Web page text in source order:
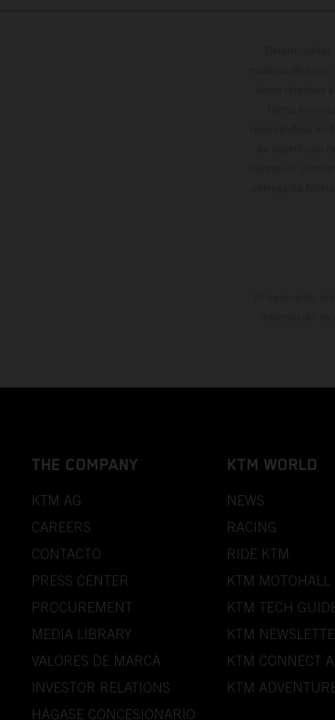
THE COMPANY
KTM AG
CAREERS
CONTACTO
PRESS CENTER
PROCUREMENT
MEDIA LIBRARY
VALORES DE MARCA
INVESTOR RELATIONS
HÁGASE CONCESIONARIO
KTM WORLD
NEWS
RACING
RIDE KTM
KTM MOTOHALL
KTM TECH
KTM
KTM CONNECT
KTM